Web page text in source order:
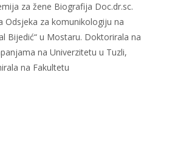
za žene Biografija Doc.dr.sc.
Odsjeka za komunikologiju na
Bijedić“ u Mostaru. Doktorirala na
na Univerzitetu u Tuzli,
na Fakultetu